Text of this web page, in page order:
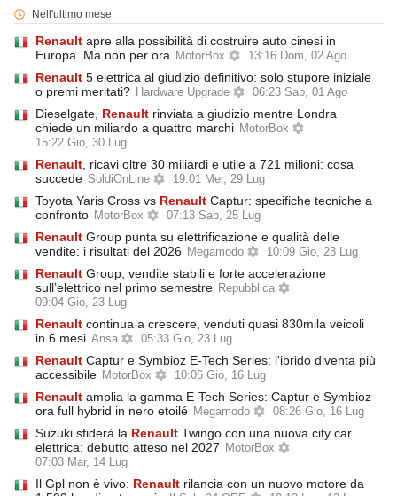
Nell'ultimo mese
Renault apre alla possibilità di costruire auto cinesi in
Europa. Ma non per ora
MotorBox 13:16 Dom, 02 Ago
Renault 5 elettrica al giudizio definitivo: solo stupore iniziale
o premi meritati? Hardware Upgrade 06:23 Sab, 01 Ago
Dieselgate, Renault rinviata a giudizio mentre Londra
chiede un miliardo a quattro marchi MotorBox
15:22 Gio, 30 Lug
Renault , ricavi oltre 30 miliardi e utile a 721 milioni: cosa
succede SoldiOnLine 19:01 Mer, 29 Lug
Toyota Yaris Cross vs Renault Captur: specifiche tecniche a
confronto MotorBox 07:13 Sab, 25 Lug
Renault Group punta su elettrificazione e qualità delle
vendite: i risultati del 2026
Megamodo 10:09 Gio, 23 Lug
Renault Group, vendite stabili e forte accelerazione
sull’elettrico nel primo semestre Repubblica
09:04 Gio, 23 Lug
Renault continua a crescere, venduti quasi 830mila veicoli
in 6 mesi Ansa 05:33 Gio, 23 Lug
Renault Captur e Symbioz E-Tech Series: l'ibrido diventa più
accessibile MotorBox 10:06 Gio, 16 Lug
Renault amplia la gamma E-Tech Series: Captur e Symbioz
ora full hybrid in nero etoilé Megamodo 08:26 Gio, 16 Lug
Suzuki sfiderà la Renault Twingo con una nuova city car
elettrica: debutto atteso nel 2027
MotorBox
07:03 Mar, 14 Lug
Il Gpl non è vivo: Renault rilancia con un nuovo motore da